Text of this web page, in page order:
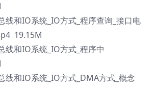
和IO系统_IO方式_程序查询_接口电
19.15M
和IO系统_IO方式_程序中
和IO系统_IO方式_DMA方式_概念